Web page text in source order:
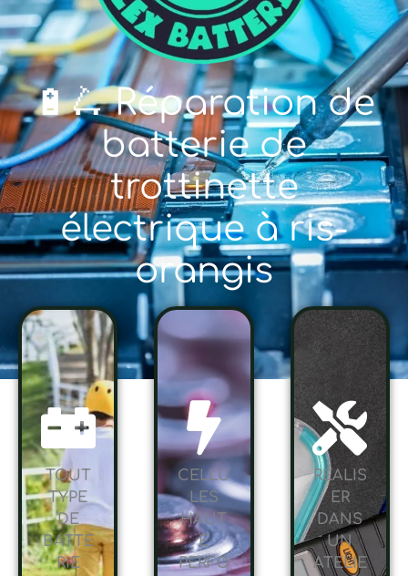
🔋🛴 Réparation de
batterie de
trottinette
électrique à ris-
orangis
TOUT
TYPE
DE
BATTE
RIE
CELLU
LES
HAUT
E
PERFO
RÉALIS
ER
DANS
UN
ATELIE